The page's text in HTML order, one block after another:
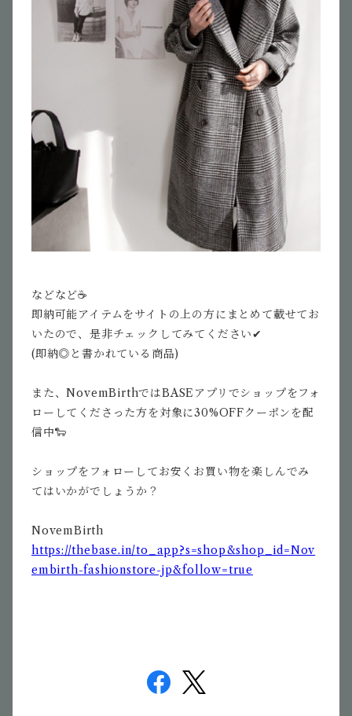
などなど☕️
即納可能アイテムをサイトの上の方にまとめて載せてお
いたので、是非チェックしてみてください✔︎
(即納◎と書かれている商品)
また、NovemBirthではBASEアプリでショップをフォ
ローしてくださった方を対象に30%OFFクーポンを配
信中🐑
ショップをフォローしてお安くお買い物を楽しんでみ
てはいかがでしょうか？
NovemBirth
https://thebase.in/to_app?s=shop&shop_id=Nov
embirth-fashionstore-jp&follow=true